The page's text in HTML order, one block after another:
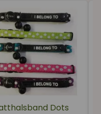
på hunden idag
Dots